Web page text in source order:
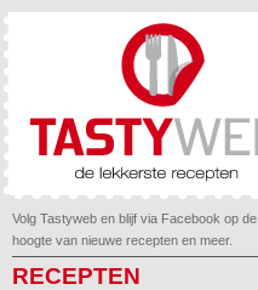
Volg Tastyweb en blijf via Facebook op de
hoogte van nieuwe recepten en meer.
RECEPTEN